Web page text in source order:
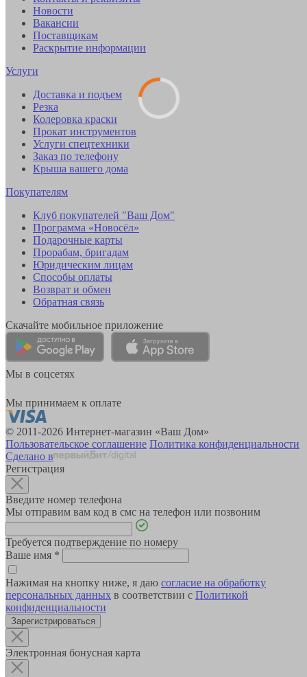
Новости
Вакансии
Поставщикам
Раскрытие информации
Услуги
Доставка и подъем
Резка
Колеровка краски
Прокат инструментов
Услуги спецтехники
Заказ по телефону
Крыша вашего дома
Покупателям
Клуб покупателей "Ваш Дом"
Программа «Новосёл»
Подарочные карты
Прорабам, бригадам
Юридическим лицам
Способы оплаты
Возврат и обмен
Обратная связь
Скачайте мобильное приложение
Мы в соцсетях
Мы принимаем к оплате
© 2011-2026 Интернет-магазин «Ваш Дом»
Пользовательское соглашение Политика конфиденциальности
Сделано в
Регистрация
Введите номер телефона
Мы отправим вам код в смс на телефон или позвоним
Требуется подтверждение по номеру
Ваше имя *
Нажимая на кнопку ниже, я даю согласие на обработку
персональных данных в соответствии с Политикой
конфиденциальности
Зарегистрироваться
Электронная бонусная карта